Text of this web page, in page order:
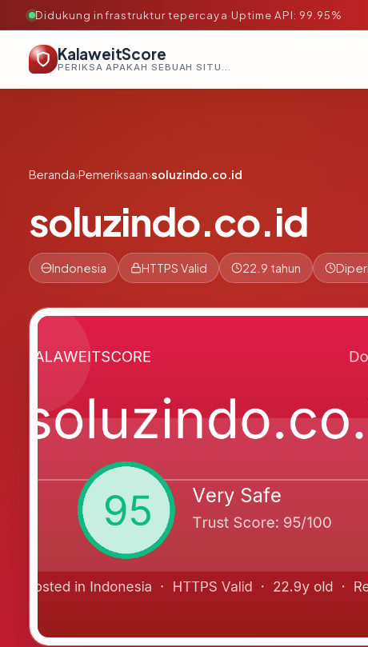
Didukung infrastruktur tepercaya·Uptime API: 99.95%
KalaweitScore
PERIKSA APAKAH SEBUAH SITUS AMAN, TEPERCAYA, DAN TERVERIFIKASI DALAM HITUNGAN DETIK.
Beranda›Pemeriksaan›soluzindo.co.id
soluzindo.co.id
Indonesia HTTPS Valid 22.9 tahun